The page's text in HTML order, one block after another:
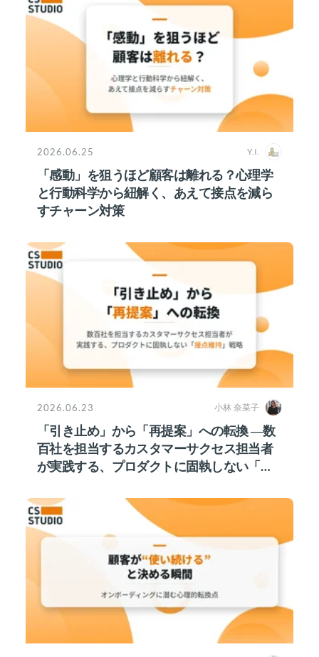
2026.06.25 Y.I.
「感動」を狙うほど顧客は離れる？心理学
と行動科学から紐解く、あえて接点を減ら
すチャーン対策
2026.06.23 小林 奈菜子
「引き止め」から「再提案」への転換 ―数
百社を担当するカスタマーサクセス担当者
が実践する、プロダクトに固執しない「接